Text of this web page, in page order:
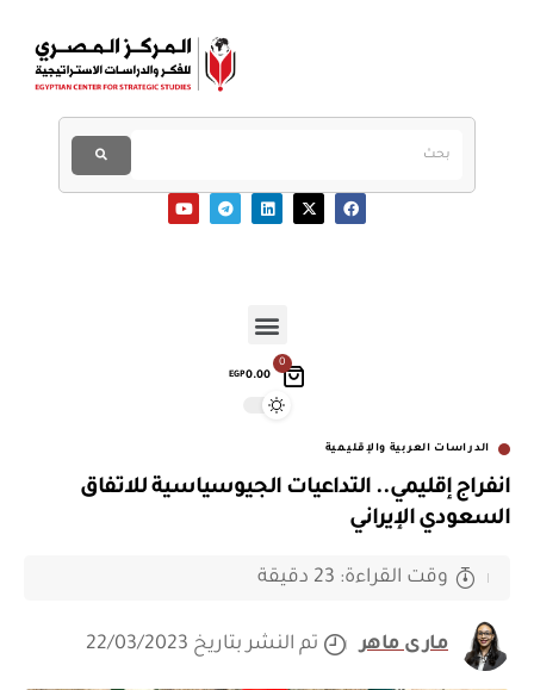
0
EGP0.00
الدراسات العربية والإقليمية
انفراج إقليمي.. التداعيات الجيوسياسية للاتفاق
السعودي الإيراني
مارى ماهر تم النشر بتاريخ 22/03/2023
وقت القراءة: 23 دقيقة